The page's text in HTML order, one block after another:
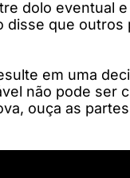
dolo eventual
que
em uma
não pode ser
ouça as